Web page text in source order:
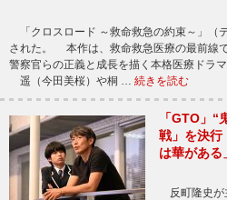
「クロスロード ～救命救急の約束～」（
された。 本作は、救命救急医療の最前線
警察官らの正義と成長を描く本格医療ドラ
遥（今田美桜）や桐 … 続きを読む
「GTO」
戦」を決行
は華がある
反町隆史が